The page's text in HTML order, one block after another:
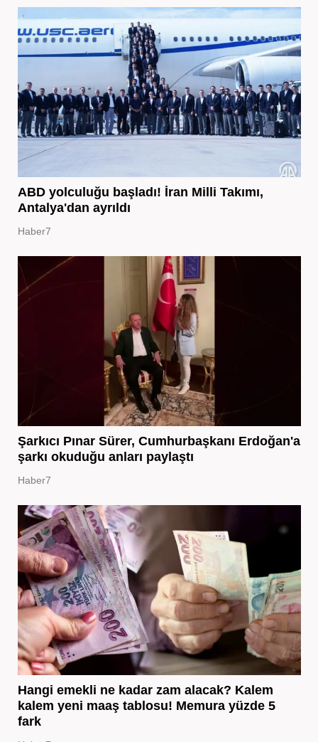
ABD yolculuğu başladı! İran Milli Takımı,
Antalya'dan ayrıldı
Haber7
Şarkıcı Pınar Sürer, Cumhurbaşkanı Erdoğan'a
şarkı okuduğu anları paylaştı
Haber7
Hangi emekli ne kadar zam alacak? Kalem
kalem yeni maaş tablosu! Memura yüzde 5
fark